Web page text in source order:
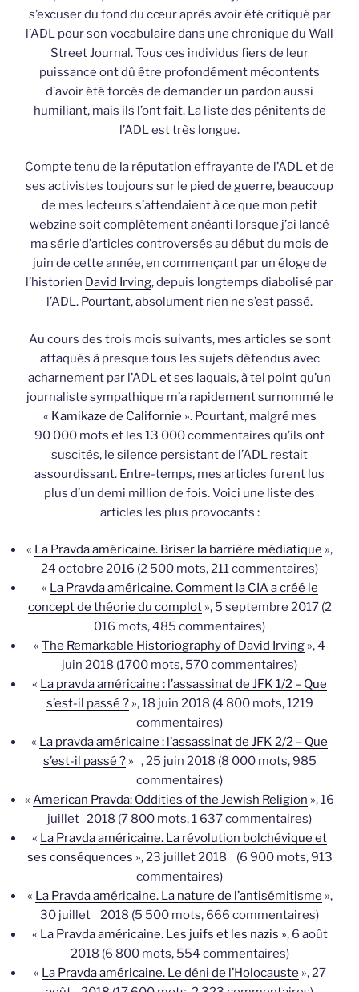
s’excuser du fond du cœur après avoir été critiqué par
l’ADL pour son vocabulaire dans une chronique du Wall
Street Journal. Tous ces individus fiers de leur
puissance ont dû être profondément mécontents
d’avoir été forcés de demander un pardon aussi
humiliant, mais ils l’ont fait. La liste des pénitents de
l’ADL est très longue.
Compte tenu de la réputation effrayante de l’ADL et de
ses activistes toujours sur le pied de guerre, beaucoup
de mes lecteurs s’attendaient à ce que mon petit
webzine soit complètement anéanti lorsque j’ai lancé
ma série d’articles controversés au début du mois de
juin de cette année, en commençant par un éloge de
l’historien David Irving, depuis longtemps diabolisé par
l’ADL. Pourtant, absolument rien ne s’est passé.
Au cours des trois mois suivants, mes articles se sont
attaqués à presque tous les sujets défendus avec
acharnement par l’ADL et ses laquais, à tel point qu’un
journaliste sympathique m’a rapidement surnommé le
« Kamikaze de Californie ». Pourtant, malgré mes
90 000 mots et les 13 000 commentaires qu’ils ont
suscités, le silence persistant de l’ADL restait
assourdissant. Entre-temps, mes articles furent lus
plus d’un demi million de fois. Voici une liste des
articles les plus provocants :
« La Pravda américaine. Briser la barrière médiatique »,
24 octobre 2016 (2 500 mots, 211 commentaires)
« La Pravda américaine. Comment la CIA a créé le
concept de théorie du complot», 5 septembre 2017 (2
016 mots, 485 commentaires)
« The Remarkable Historiography of David Irving », 4
juin 2018 (1700 mots, 570 commentaires)
« La pravda américaine : l’assassinat de JFK 1/2 – Que
s’est-il passé ?», 18 juin 2018 (4 800 mots, 1219
commentaires)
« La pravda américaine : l’assassinat de JFK 2/2 – Que
s’est-il passé ?» , 25 juin 2018 (8 000 mots, 985
commentaires)
« American Pravda: Oddities of the Jewish Religion », 16
juillet 2018 (7 800 mots, 1 637 commentaires)
« La Pravda américaine. La révolution bolchévique et
ses conséquences », 23 juillet 2018 (6 900 mots, 913
commentaires)
« La Pravda américaine. La nature de l’antisémitisme »,
30 juillet 2018 (5 500 mots, 666 commentaires)
« La Pravda américaine. Les juifs et les nazis », 6 août
2018 (6 800 mots, 554 commentaires)
« La Pravda américaine. Le déni de l’Holocauste », 27